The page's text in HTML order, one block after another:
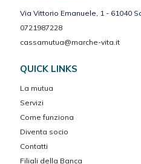
Via Vittorio Emanuele, 1 - 61040
0721987228
cassamutua@marche-vita.it
QUICK LINKS
La mutua
Servizi
Come funziona
Diventa socio
Contatti
Filiali della Banca